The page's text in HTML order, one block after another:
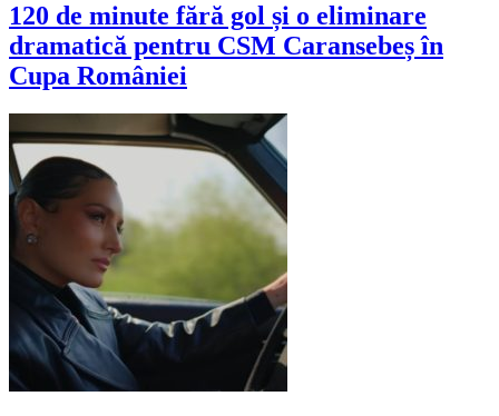
120 de minute fără gol și o eliminare
dramatică pentru CSM Caransebeș în
Cupa României